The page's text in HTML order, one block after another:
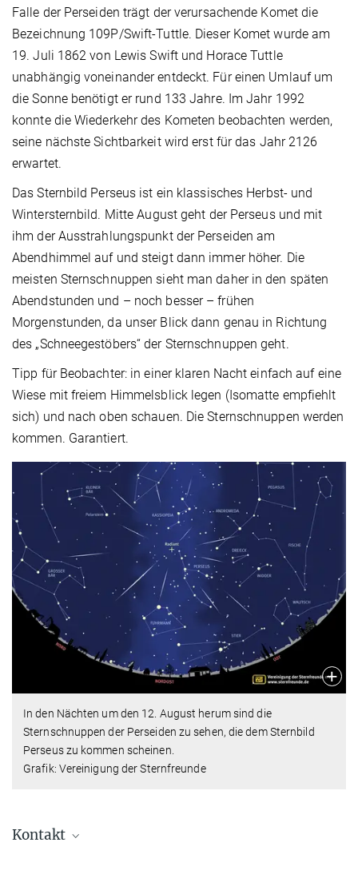
Falle der Perseiden trägt der verursachende Komet die
Bezeichnung 109P/Swift-Tuttle. Dieser Komet wurde am
19. Juli 1862 von Lewis Swift und Horace Tuttle
unabhängig voneinander entdeckt. Für einen Umlauf um
die Sonne benötigt er rund 133 Jahre. Im Jahr 1992
konnte die Wiederkehr des Kometen beobachten werden,
seine nächste Sichtbarkeit wird erst für das Jahr 2126
erwartet.
Das Sternbild Perseus ist ein klassisches Herbst- und
Wintersternbild. Mitte August geht der Perseus und mit
ihm der Ausstrahlungspunkt der Perseiden am
Abendhimmel auf und steigt dann immer höher. Die
meisten Sternschnuppen sieht man daher in den späten
Abendstunden und – noch besser – frühen
Morgenstunden, da unser Blick dann genau in Richtung
des „Schneegestöbers“ der Sternschnuppen geht.
Tipp für Beobachter: in einer klaren Nacht einfach auf eine
Wiese mit freiem Himmelsblick legen (Isomatte empfiehlt
sich) und nach oben schauen. Die Sternschnuppen werden
kommen. Garantiert.
In den Nächten um den 12. August herum sind die
Sternschnuppen der Perseiden zu sehen, die dem Sternbild
Perseus zu kommen scheinen.
Grafik: Vereinigung der Sternfreunde
Kontakt